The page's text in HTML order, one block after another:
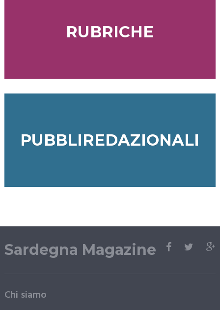
RUBRICHE
PUBBLIREDAZIONALI
Sardegna Magazine
Chi siamo